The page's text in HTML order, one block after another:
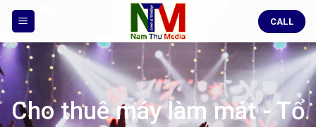
Skip
content
CALL
Cho thuê máy làm mát - Tổ